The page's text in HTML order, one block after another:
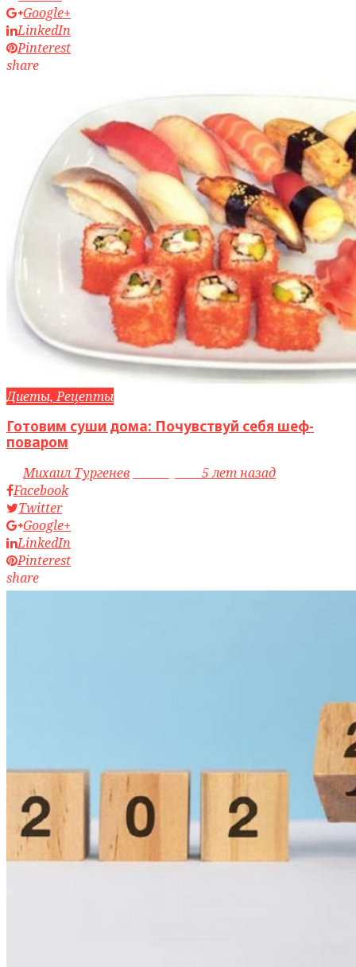
Google+
LinkedIn
Pinterest
share
Диеты, Рецепты
Готовим суши дома: Почувствуй себя шеф-
поваром
byМихаил Тургенев
5 лет назад
Facebook
Twitter
Google+
LinkedIn
Pinterest
share